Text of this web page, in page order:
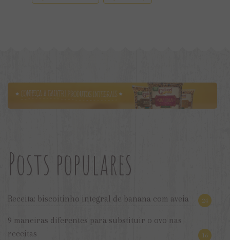
Posts populares
Receita: biscoitinho integral de banana com aveia 24
9 maneiras diferentes para substituir o ovo nas
receitas
16